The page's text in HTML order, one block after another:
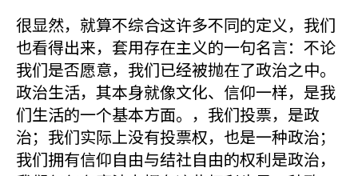
很显然，就算不综合这许多不同的定义，我们
也看得出来，套用存在主义的一句名言：不论
我们是否愿意，我们已经被抛在了政治之中。
政治生活，其本身就像文化、信仰一样，是我
们生活的一个基本方面。，我们投票，是政
治；我们实际上没有投票权，也是一种政治；
我们拥有信仰自由与结社自由的权利是政治，